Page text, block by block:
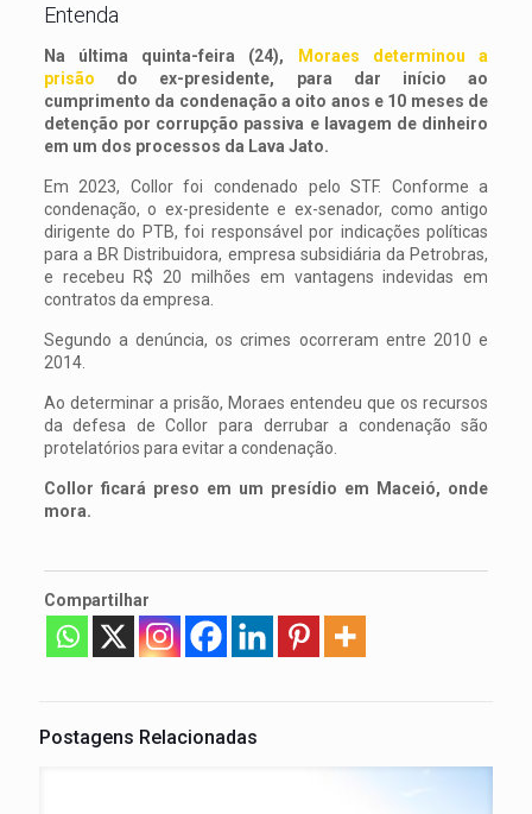
Entenda
Na última quinta-feira (24), Moraes determinou a
prisão do ex-presidente, para dar início ao
cumprimento da condenação a oito anos e 10 meses de
detenção por corrupção passiva e lavagem de dinheiro
em um dos processos da Lava Jato.
Em 2023, Collor foi condenado pelo STF. Conforme a
condenação, o ex-presidente e ex-senador, como antigo
dirigente do PTB, foi responsável por indicações políticas
para a BR Distribuidora, empresa subsidiária da Petrobras,
e recebeu R$ 20 milhões em vantagens indevidas em
contratos da empresa.
Segundo a denúncia, os crimes ocorreram entre 2010 e
2014.
Ao determinar a prisão, Moraes entendeu que os recursos
da defesa de Collor para derrubar a condenação são
protelatórios para evitar a condenação.
Collor ficará preso em um presídio em Maceió, onde
mora.
Compartilhar
Postagens Relacionadas